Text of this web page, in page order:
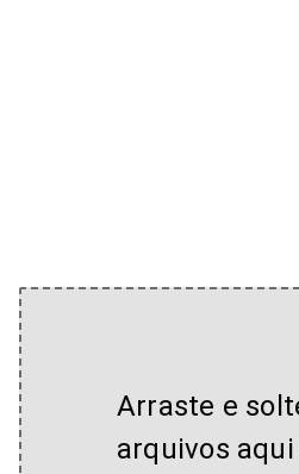
Arraste e
arquivos aqui